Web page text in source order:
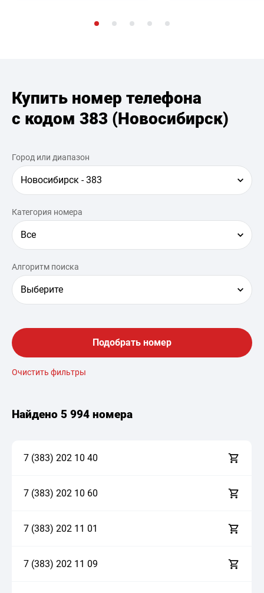
Купить номер телефона
с кодом 383 (Новосибирск)
Город или диапазон
Новосибирск - 383
Категория номера
Все
Алгоритм поиска
Выберите
Подобрать номер
Очистить фильтры
Найдено 5 994 номера
7 (383) 202 10 40
7 (383) 202 10 60
7 (383) 202 1 1 01
7 (383) 202 1 1 09